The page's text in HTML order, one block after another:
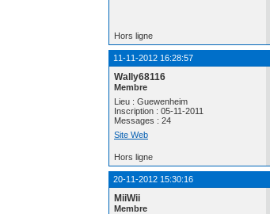
Hors ligne
11-11-2012 16:28:57
Wally68116
Membre
Lieu : Guewenheim
Inscription : 05-11-2011
Messages : 24
Site Web
Hors ligne
20-11-2012 15:30:16
MiiWii
Membre